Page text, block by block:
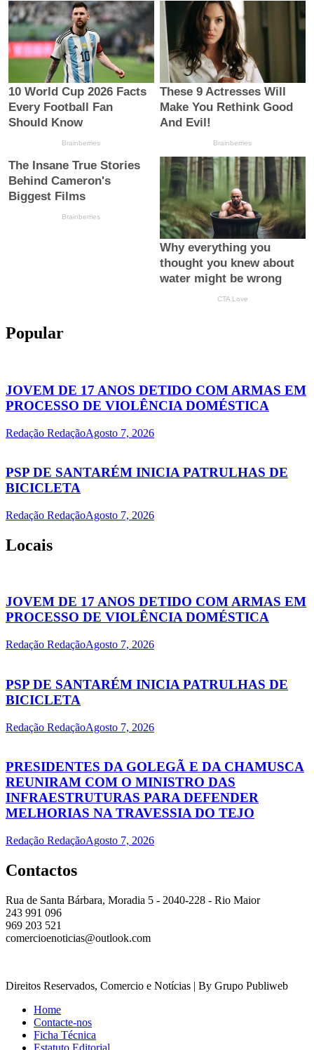
Popular
JOVEM DE 17 ANOS DETIDO COM ARMAS EM
PROCESSO DE VIOLÊNCIA DOMÉSTICA
Redação RedaçãoAgosto 7, 2026
PSP DE SANTARÉM INICIA PATRULHAS DE
BICICLETA
Redação RedaçãoAgosto 7, 2026
Locais
JOVEM DE 17 ANOS DETIDO COM ARMAS EM
PROCESSO DE VIOLÊNCIA DOMÉSTICA
Redação RedaçãoAgosto 7, 2026
PSP DE SANTARÉM INICIA PATRULHAS DE
BICICLETA
Redação RedaçãoAgosto 7, 2026
PRESIDENTES DA GOLEGÃ E DA CHAMUSCA
REUNIRAM COM O MINISTRO DAS
INFRAESTRUTURAS PARA DEFENDER
MELHORIAS NA TRAVESSIA DO TEJO
Redação RedaçãoAgosto 7, 2026
Contactos
Rua de Santa Bárbara, Moradia 5 - 2040-228 - Rio Maior
243 991 096
969 203 521
comercioenoticias@outlook.com
Direitos Reservados, Comercio e Notícias | By Grupo Publiweb
Home
Contacte-nos
Ficha Técnica
Estatuto Editorial